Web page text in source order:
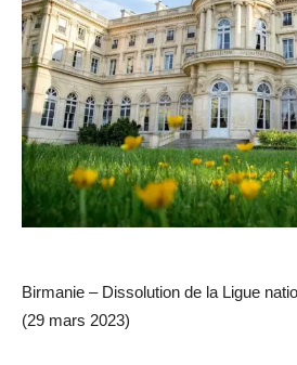
Birmanie – Dissolution de la Ligue
(29 mars 2023)